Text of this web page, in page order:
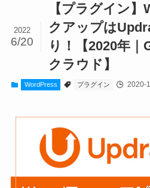
【プラグイン
クアップは
り！【2020年｜
クラウド】
2022
6/20
WordPress プラグイン 2020-